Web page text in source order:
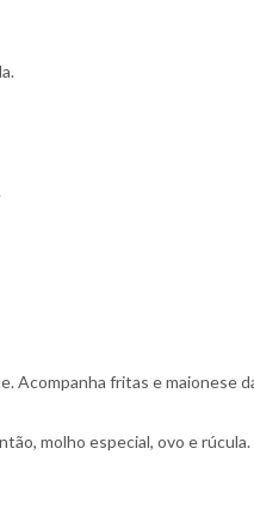
Acompanha fritas e maionese
molho especial, ovo e rúcula.